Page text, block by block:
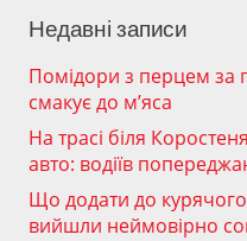
Недавні записи
Помідори з перцем за
смакує до м’яса
На трасі біля
авто: водіїв
Що додати до
вийшли неймовірно